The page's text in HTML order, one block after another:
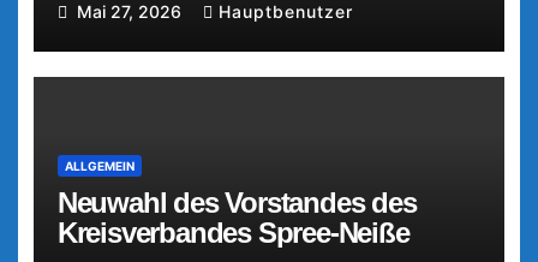
Mai 27, 2026 Hauptbenutzer
ALLGEMEIN
Neuwahl des Vorstandes des
Kreisverbandes Spree-Neiße